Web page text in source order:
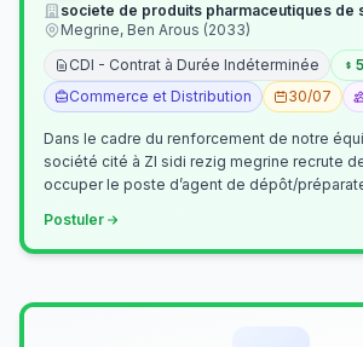
societe de produits pharmaceutiques de
Megrine, Ben Arous (2033)
CDI - Contrat à Durée Indéterminée
Commerce et Distribution
30/07
Dans le cadre du renforcement de notre
société cité à ZI sidi rezig megrine recrute des jeunes pour
occuper le poste d’agent de dépôt/
Postuler